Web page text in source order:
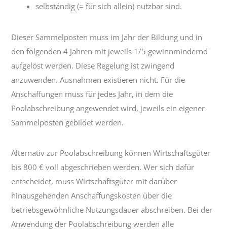
selbständig (= für sich allein) nutzbar sind.
Dieser Sammelposten muss im Jahr der Bildung und in
den folgenden 4 Jahren mit jeweils 1/5 gewinnmindernd
aufgelöst werden. Diese Regelung ist zwingend
anzuwenden. Ausnahmen existieren nicht. Für die
Anschaffungen muss für jedes Jahr, in dem die
Poolabschreibung angewendet wird, jeweils ein eigener
Sammelposten gebildet werden.
Alternativ zur Poolabschreibung können Wirtschaftsgüter
bis 800 € voll abgeschrieben werden. Wer sich dafür
entscheidet, muss Wirtschaftsgüter mit darüber
hinausgehenden Anschaffungskosten über die
betriebsgewöhnliche Nutzungsdauer abschreiben. Bei der
Anwendung der Poolabschreibung werden alle